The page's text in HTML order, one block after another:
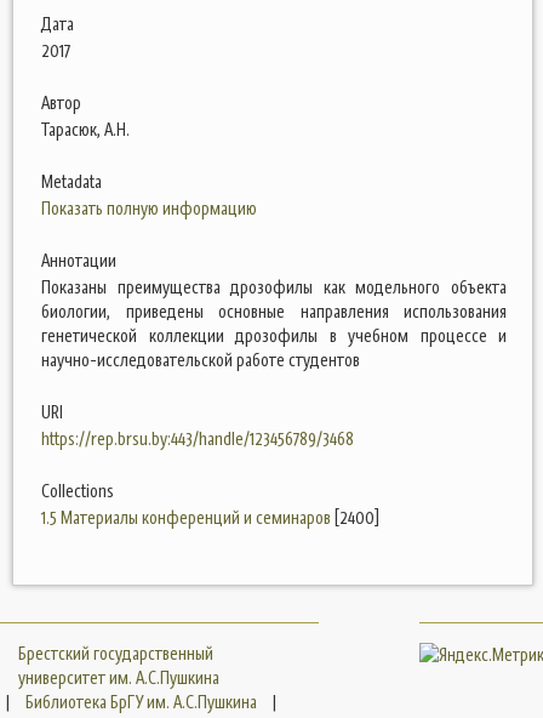
Дата
2017
Автор
Тарасюк, А.Н.
Metadata
Показать полную информацию
Аннотации
Показаны преимущества дрозофилы как модельного объекта
биологии, приведены основные направления использования
генетической коллекции дрозофилы в учебном процессе и
научно-исследовательской работе студентов
URI
https://rep.brsu.by:443/handle/123456789/3468
Collections
1.5 Материалы конференций и семинаров [2400]
Брестский государственный
университет им. А.С.Пушкина
|
Библиотека БрГУ им. А.С.Пушкина
|